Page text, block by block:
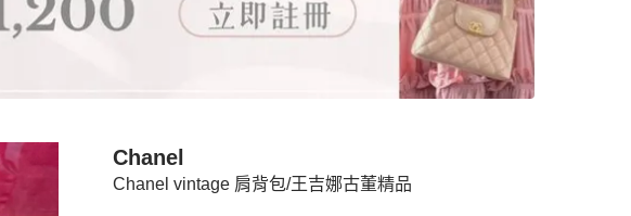
Chanel vintage 肩背包/王吉娜古董精品
Chanel